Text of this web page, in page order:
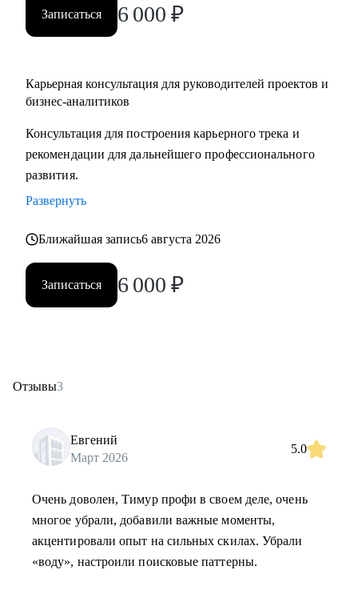
Записаться 6 000 ₽
Карьерная консультация для руководителей проектов и
бизнес-аналитиков
Консультация для построения карьерного трека и
рекомендации для дальнейшего профессионального
развития.
Развернуть
Ближайшая запись6 августа 2026
Записаться 6 000 ₽
Отзывы3
Евгений
Март 2026
5.0
Очень доволен, Тимур профи в своем деле, очень
многое убрали, добавили важные моменты,
акцентировали опыт на сильных скилах. Убрали
«воду», настроили поисковые паттерны.